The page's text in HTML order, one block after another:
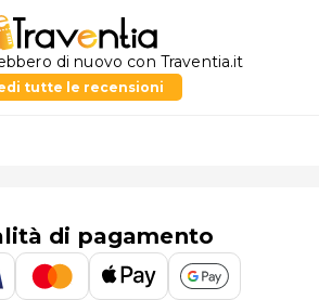
di nuovo con Traventia.it
tutte le recensioni
di pagamento